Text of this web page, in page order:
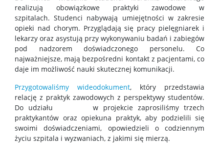
Opłaty/ Tuition fees
Biogramy – Biographies of scientists
Studia
Program studiów – kierunek lekarski
realizują obowiązkowe praktyki zawodowe w
szpitalach. Studenci nabywają umiejętności w zakresie
opieki nad chorym. Przyglądają się pracy pielęgniarek i
lekarzy oraz asystują przy wykonywaniu badań i zabiegów
pod nadzorem doświadczonego personelu. Co
najważniejsze, mają bezpośredni kontakt z pacjentami, co
daje im możliwość nauki skutecznej komunikacji.
Przygotowaliśmy wideodokument, który przedstawia
relację z praktyk zawodowych z perspektywy studentów.
Do udziału w projekcie zaprosiliśmy trzech
praktykantów oraz opiekuna praktyk, aby podzielili się
swoimi doświadczeniami, opowiedzieli o codziennym
życiu szpitala i wyzwaniach, z jakimi się mierzą.